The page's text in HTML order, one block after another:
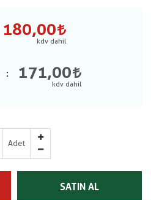
180,00
171,00
Adet
SATIN AL